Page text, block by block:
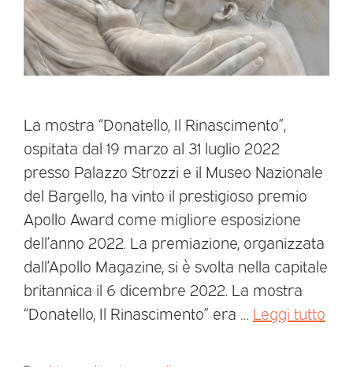
La mostra “Donatello, Il Rinascimento”,
ospitata dal 19 marzo al 31 luglio 2022
presso Palazzo Strozzi e il Museo Nazionale
del Bargello, ha vinto il prestigioso premio
Apollo Award come migliore esposizione
dell’anno 2022. La premiazione, organizzata
dall’Apollo Magazine, si è svolta nella capitale
britannica il 6 dicembre 2022. La mostra
“Donatello, Il Rinascimento” era … Leggi tutto